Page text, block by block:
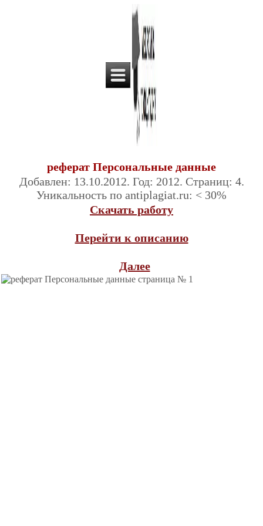
реферат Персональные данные
Добавлен: 13.10.2012. Год: 2012. Страниц: 4.
Уникальность по antiplagiat.ru: < 30%
Скачать работу
Перейти к описанию
Далее